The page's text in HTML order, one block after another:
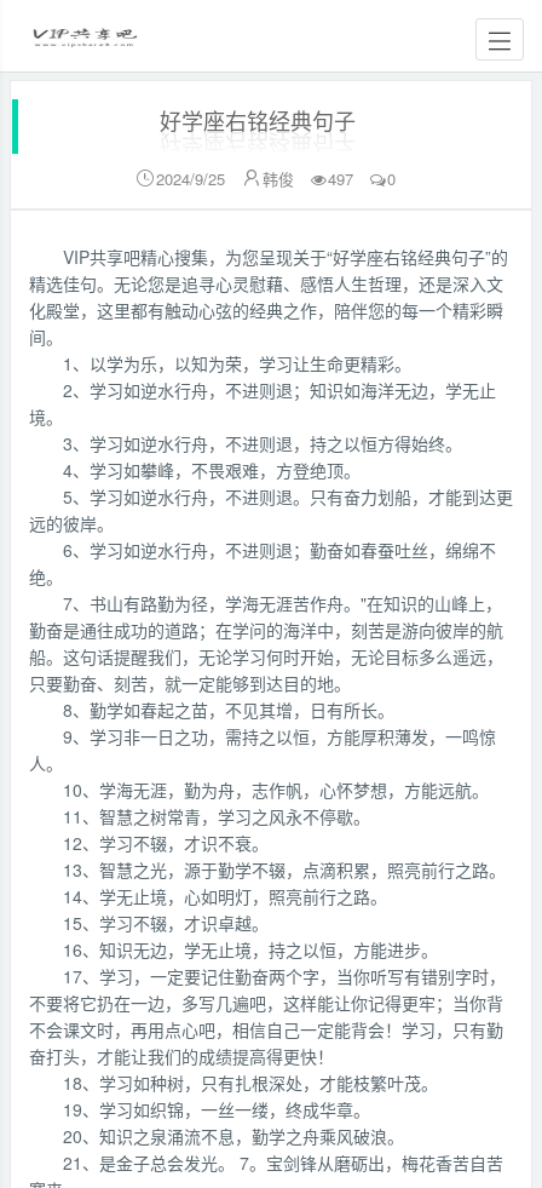
好学座右铭经典句子
2024/9/25 韩俊 497 0
VIP共享吧精心搜集，为您呈现关于“好学座右铭经典句子”的
精选佳句。无论您是追寻心灵慰藉、感悟人生哲理，还是深入文
化殿堂，这里都有触动心弦的经典之作，陪伴您的每一个精彩瞬
间。
1、以学为乐，以知为荣，学习让生命更精彩。
2、学习如逆水行舟，不进则退；知识如海洋无边，学无止
境。
3、学习如逆水行舟，不进则退，持之以恒方得始终。
4、学习如攀峰，不畏艰难，方登绝顶。
5、学习如逆水行舟，不进则退。只有奋力划船，才能到达更
远的彼岸。
6、学习如逆水行舟，不进则退；勤奋如春蚕吐丝，绵绵不
绝。
7、书山有路勤为径，学海无涯苦作舟。"在知识的山峰上，
勤奋是通往成功的道路；在学问的海洋中，刻苦是游向彼岸的航
船。这句话提醒我们，无论学习何时开始，无论目标多么遥远，
只要勤奋、刻苦，就一定能够到达目的地。
8、勤学如春起之苗，不见其增，日有所长。
9、学习非一日之功，需持之以恒，方能厚积薄发，一鸣惊
人。
10、学海无涯，勤为舟，志作帆，心怀梦想，方能远航。
11、智慧之树常青，学习之风永不停歇。
12、学习不辍，才识不衰。
13、智慧之光，源于勤学不辍，点滴积累，照亮前行之路。
14、学无止境，心如明灯，照亮前行之路。
15、学习不辍，才识卓越。
16、知识无边，学无止境，持之以恒，方能进步。
17、学习，一定要记住勤奋两个字，当你听写有错别字时，
不要将它扔在一边，多写几遍吧，这样能让你记得更牢；当你背
不会课文时，再用点心吧，相信自己一定能背会！学习，只有勤
奋打头，才能让我们的成绩提高得更快！
18、学习如种树，只有扎根深处，才能枝繁叶茂。
19、学习如织锦，一丝一缕，终成华章。
20、知识之泉涌流不息，勤学之舟乘风破浪。
21、是金子总会发光。 7。宝剑锋从磨砺出，梅花香苦自苦